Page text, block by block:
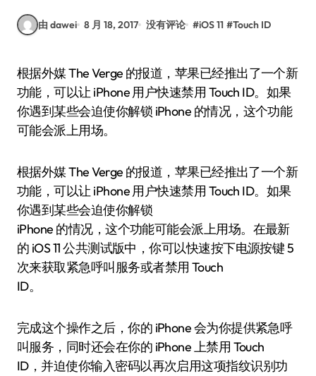
由 dawei 8 月 18, 2017 没有评论 #iOS 11 #Touch ID
根据外媒 The Verge 的报道，苹果已经推出了一个新
功能，可以让 iPhone 用户快速禁用 Touch ID。如果
你遇到某些会迫使你解锁 iPhone 的情况，这个功能
可能会派上用场。
根据外媒 The Verge 的报道，苹果已经推出了一个新
功能，可以让 iPhone 用户快速禁用 Touch ID。如果
你遇到某些会迫使你解锁
iPhone 的情况，这个功能可能会派上用场。在最新
的 iOS 11 公共测试版中，你可以快速按下电源按键 5
次来获取紧急呼叫服务或者禁用 Touch
ID。
完成这个操作之后，你的 iPhone 会为你提供紧急呼
叫服务，同时还会在你的 iPhone 上禁用 Touch
ID，并迫使你输入密码以再次启用这项指纹识别功